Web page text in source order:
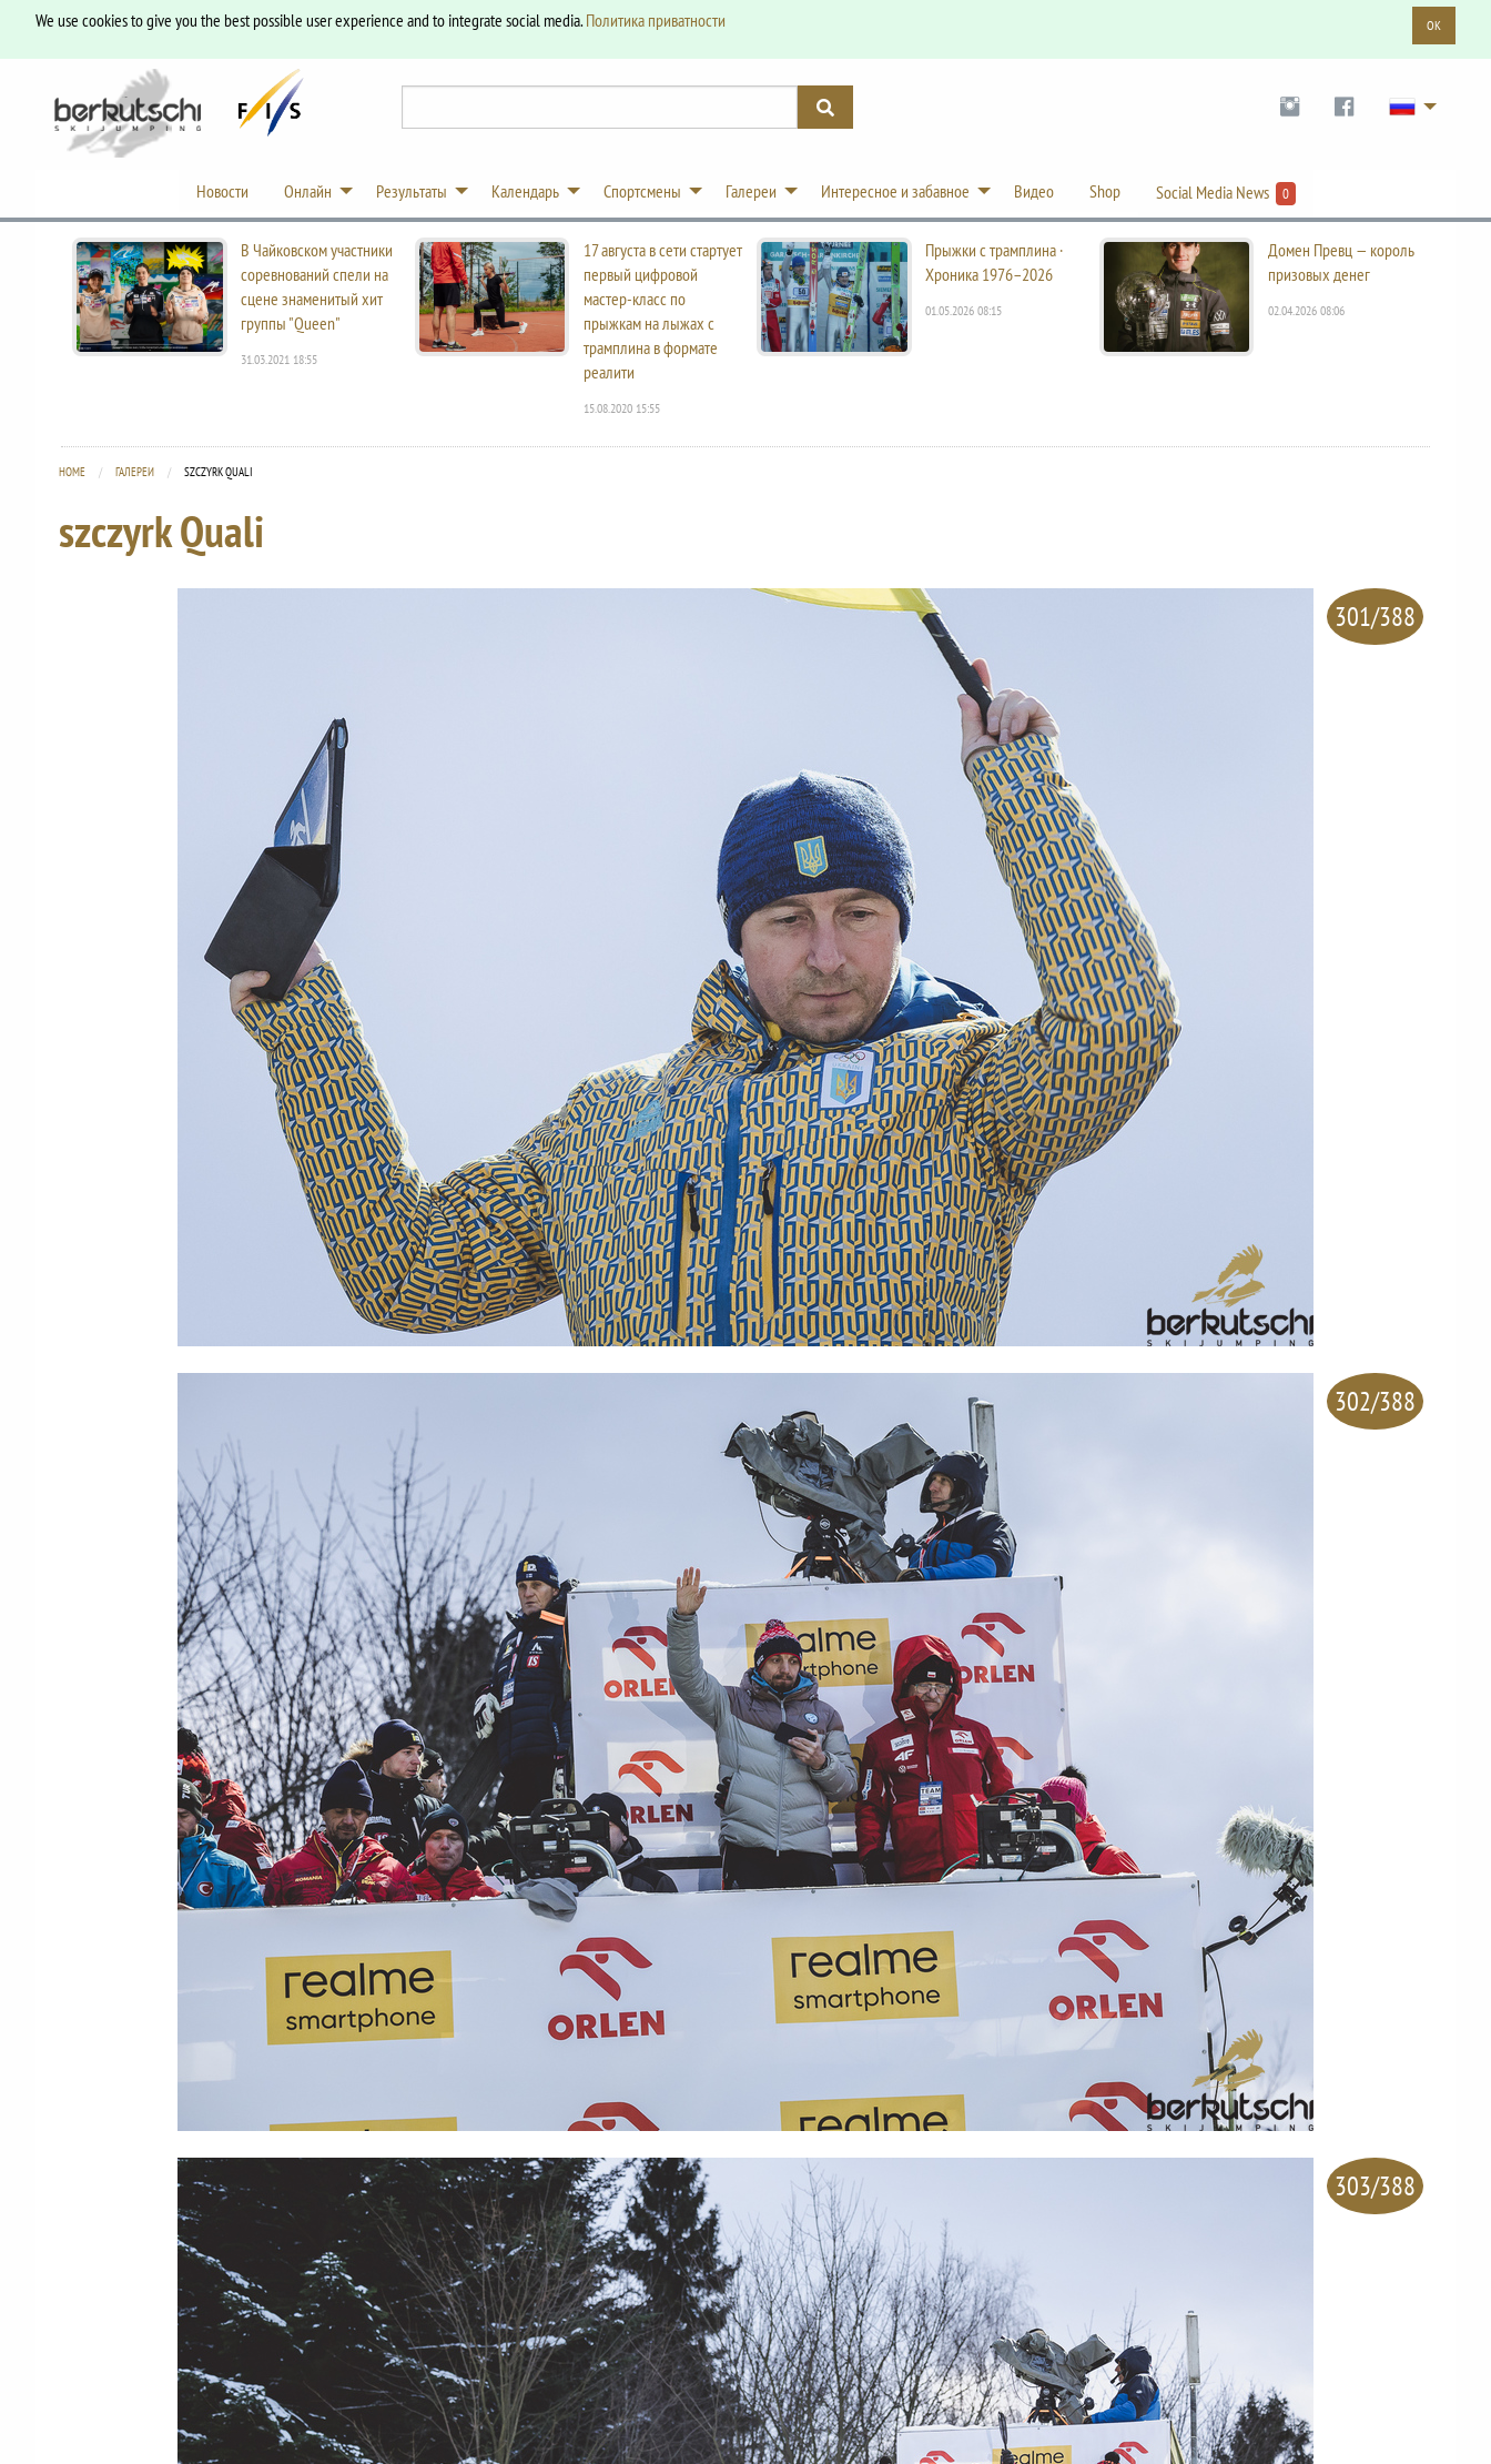
We use cookies to give you the best possible user experience and to integrate social media.Политика приватности OK
Новости Онлайн Результаты Календарь Спортсмены Галереи Интересное и забавное Видео Shop Social Media News 0
В Чайковском участники
соревнований спели на
сцене знаменитый хит
группы "Queen"
31.03.2021 18:55
17 августа в сети стартует
первый цифровой
мастер-класс по
прыжкам на лыжах с
трамплина в формате
реалити
15.08.2020 15:55
Прыжки с трамплина ·
Хроника 1976–2026
01.05.2026 08:15
Домен Превц — король
призовых денег
02.04.2026 08:06
HOME ГАЛЕРЕИ CURRENT:
SZCZYRK QUALI
szczyrk Quali
301/388
302/388
303/388